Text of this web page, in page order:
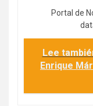
Portal de
Lee
Enrique